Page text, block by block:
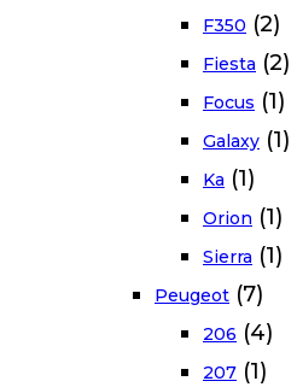
F350 (2)
Fiesta (2)
Focus (1)
Galaxy (1)
Ka (1)
Orion (1)
Sierra (1)
Peugeot (7)
206 (4)
207 (1)